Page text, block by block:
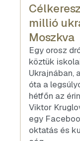
millió
Moszkva
Egy orosz
köztük
Ukrajnában,
óta a
hétfőn az
Viktor
egy
oktatás és